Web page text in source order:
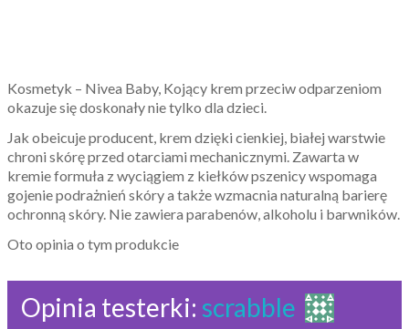
Kosmetyk – Nivea Baby, Kojący krem przeciw odparzeniom
okazuje się doskonały nie tylko dla dzieci.
Jak obeicuje producent, krem dzięki cienkiej, białej warstwie
chroni skórę przed otarciami mechanicznymi. Zawarta w
kremie formuła z wyciągiem z kiełków pszenicy wspomaga
gojenie podrażnień skóry a także wzmacnia naturalną barierę
ochronną skóry. Nie zawiera parabenów, alkoholu i barwników.
Oto opinia o tym produkcie
Opinia testerki: scrabble